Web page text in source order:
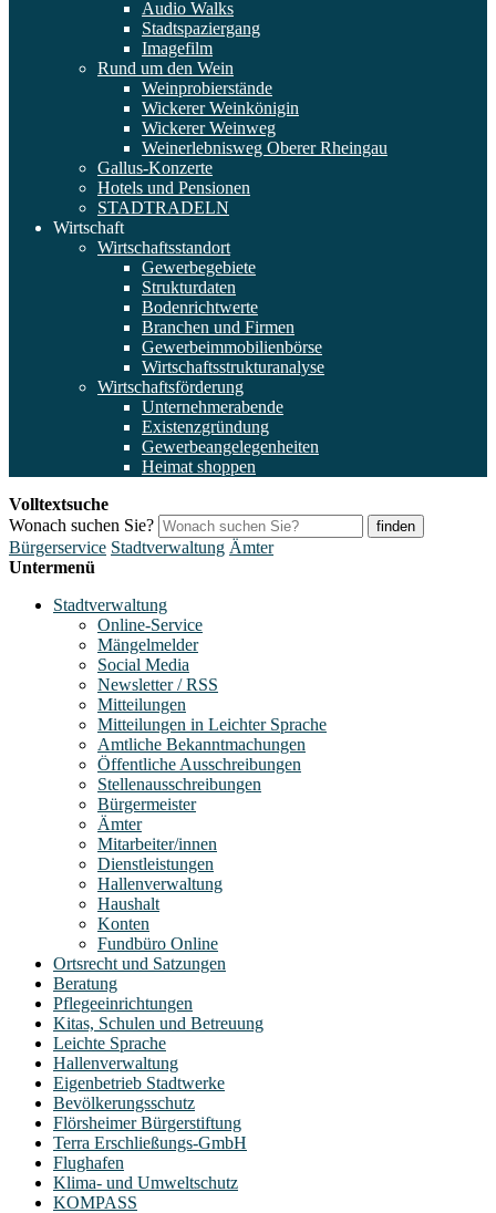
Audio Walks
Stadtspaziergang
Imagefilm
Rund um den Wein
Weinprobierstände
Wickerer Weinkönigin
Wickerer Weinweg
Weinerlebnisweg Oberer Rheingau
Gallus-Konzerte
Hotels und Pensionen
STADTRADELN
Wirtschaft
Wirtschaftsstandort
Gewerbegebiete
Strukturdaten
Bodenrichtwerte
Branchen und Firmen
Gewerbeimmobilienbörse
Wirtschaftsstrukturanalyse
Wirtschaftsförderung
Unternehmerabende
Existenzgründung
Gewerbeangelegenheiten
Heimat shoppen
Volltextsuche
Wonach suchen Sie?
finden
Bürgerservice Stadtverwaltung Ämter
Untermenü
Stadtverwaltung
Online-Service
Mängelmelder
Social Media
Newsletter / RSS
Mitteilungen
Mitteilungen in Leichter Sprache
Amtliche Bekanntmachungen
Öffentliche Ausschreibungen
Stellenausschreibungen
Bürgermeister
Ämter
Mitarbeiter/innen
Dienstleistungen
Hallenverwaltung
Haushalt
Konten
Fundbüro Online
Ortsrecht und Satzungen
Beratung
Pflegeeinrichtungen
Kitas, Schulen und Betreuung
Leichte Sprache
Hallenverwaltung
Eigenbetrieb Stadtwerke
Bevölkerungsschutz
Flörsheimer Bürgerstiftung
Terra Erschließungs-GmbH
Flughafen
Klima- und Umweltschutz
KOMPASS